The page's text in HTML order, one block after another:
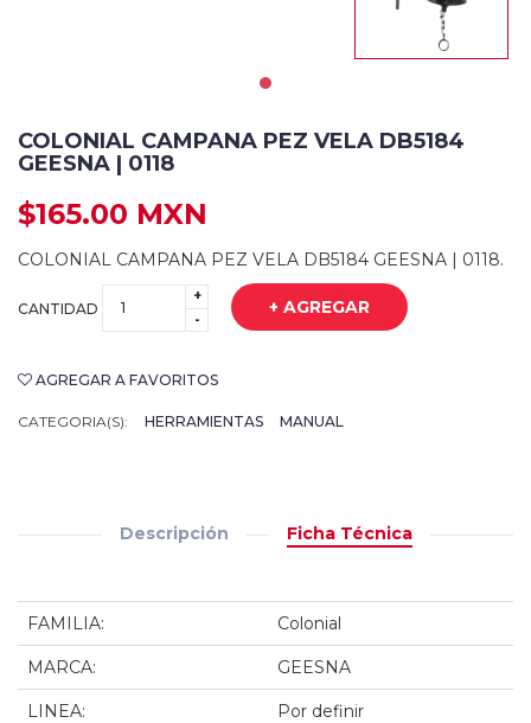
COLONIAL CAMPANA PEZ VELA DB5184
GEESNA | 0118
$165.00 MXN
COLONIAL CAMPANA PEZ VELA DB5184 GEESNA | 0118.
CANTIDAD
+
-
+ AGREGAR
AGREGAR A FAVORITOS
CATEGORIA(S): HERRAMIENTAS MANUAL
Descripción Ficha Técnica
FAMILIA: Colonial
MARCA: GEESNA
LINEA: Por definir